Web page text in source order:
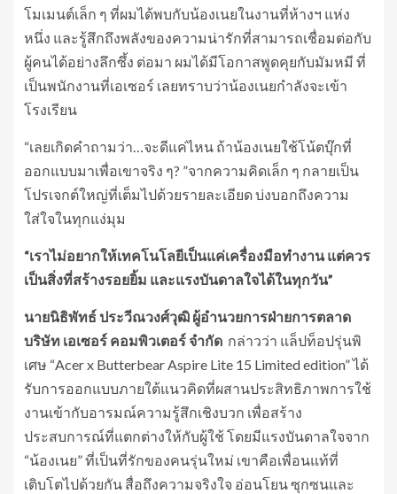
โมเมนต์เล็ก ๆ ที่ผมได้พบกับน้องเนยในงานที่ห้างฯ แห่ง
หนึ่ง และรู้สึกถึงพลังของความน่ารักที่สามารถเชื่อมต่อกับ
ผู้คนได้อย่างลึกซึ้ง ต่อมา ผมได้มีโอกาสพูดคุยกับมัมหมี ที่
เป็นพนักงานที่เอเซอร์ เลยทราบว่าน้องเนยกำลังจะเข้า
โรงเรียน
“เลยเกิดคำถามว่า…จะดีแค่ไหน ถ้าน้องเนยใช้โน้ตบุ๊กที่
ออกแบบมาเพื่อเขาจริง ๆ? ”จากความคิดเล็ก ๆ กลายเป็น
โปรเจกต์ใหญ่ที่เต็มไปด้วยรายละเอียด บ่งบอกถึงความ
ใส่ใจในทุกแง่มุม
“เราไม่อยากให้เทคโนโลยีเป็นแค่เครื่องมือทำงาน แต่ควร
เป็นสิ่งที่สร้างรอยยิ้ม และแรงบันดาลใจได้ในทุกวัน”
นายนิธิพัทธ์ ประวีณวงศ์วุฒิ ผู้อำนวยการฝ่ายการตลาด
บริษัท เอเซอร์ คอมพิวเตอร์ จำกัด กล่าวว่า แล็ปท็อปรุ่นพิ
เศษ “Acer x Butterbear Aspire Lite 15 Limited edition” ได้
รับการออกแบบภายใต้แนวคิดที่ผสานประสิทธิภาพการใช้
งานเข้ากับอารมณ์ความรู้สึกเชิงบวก เพื่อสร้าง
ประสบการณ์ที่แตกต่างให้กับผู้ใช้ โดยมีแรงบันดาลใจจาก
“น้องเนย” ที่เป็นที่รักของคนรุ่นใหม่ เขาคือเพื่อนแท้ที่
เติบโตไปด้วยกัน สื่อถึงความจริงใจ อ่อนโยน ซุกซนและ